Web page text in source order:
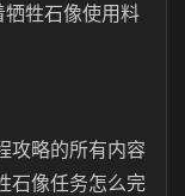
牲石像使用料
攻略的所有内容
石像任务怎么完